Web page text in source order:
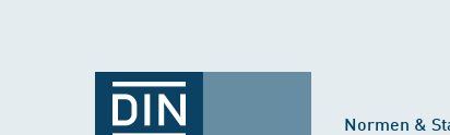
Normen &